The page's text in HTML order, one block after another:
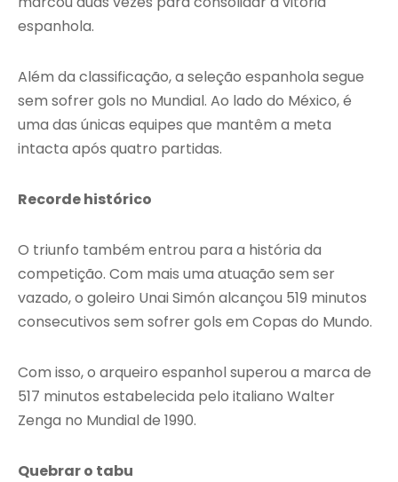
espanhola.
Além da classificação, a seleção espanhola segue
sem sofrer gols no Mundial. Ao lado do México, é
uma das únicas equipes que mantêm a meta
intacta após quatro partidas.
Recorde histórico
O triunfo também entrou para a história da
competição. Com mais uma atuação sem ser
vazado, o goleiro Unai Simón alcançou 519 minutos
consecutivos sem sofrer gols em Copas do Mundo.
Com isso, o arqueiro espanhol superou a marca de
517 minutos estabelecida pelo italiano Walter
Zenga no Mundial de 1990.
Quebrar o tabu